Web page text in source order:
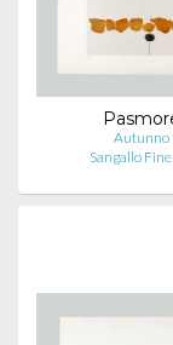
Autunno
Sangallo